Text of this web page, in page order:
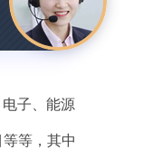
子、能源
等，其中